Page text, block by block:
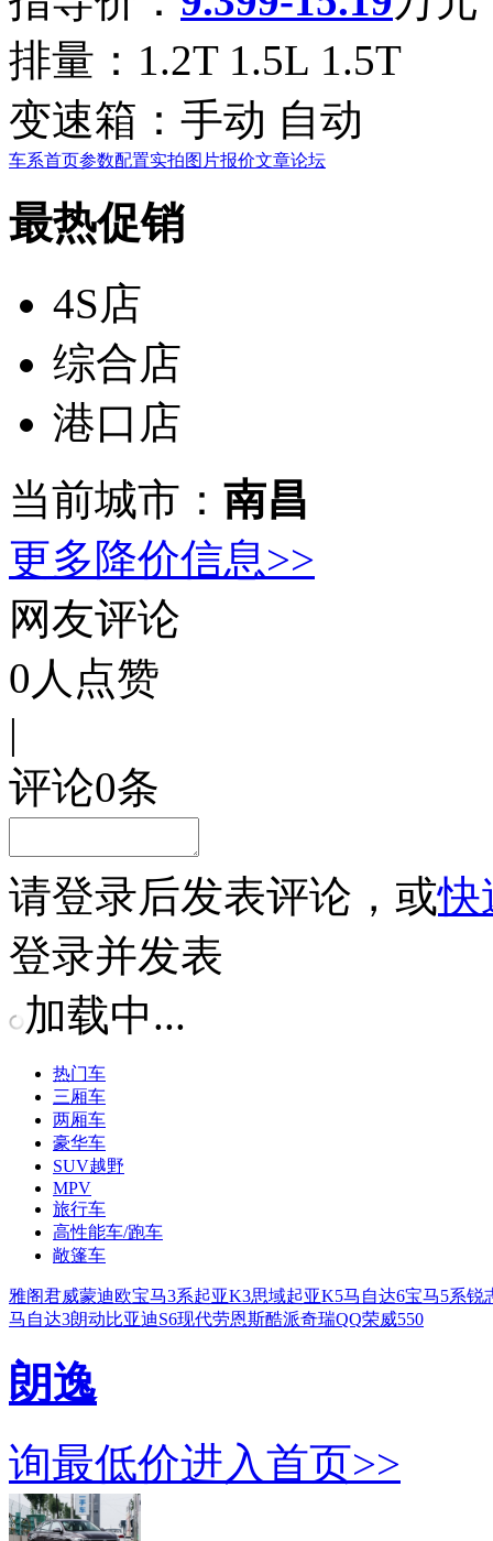
排量： 1.2T 1.5L 1.5T
变速箱： 手动 自动
车系首页参数配置实拍图片报价文章论坛
最热促销
4S店
综合店
港口店
当前城市： 南昌
更多降价信息>>
网友评论
0 人点赞
|
评论0条
请登录后发表评论，或快
登录并发表
加载中...
热门车
三厢车
两厢车
豪华车
SUV越野
MPV
旅行车
高性能车/跑车
敞篷车
雅阁君威蒙迪欧宝马3系起亚K3思域起亚K5马自达6宝马5系锐
马自达3朗动比亚迪S6现代劳恩斯酷派奇瑞QQ荣威550
朗逸
询最低价进入首页>>